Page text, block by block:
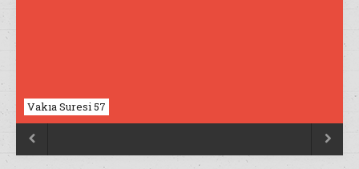
Vakıa Suresi 57
Nahl Suresi 17
 